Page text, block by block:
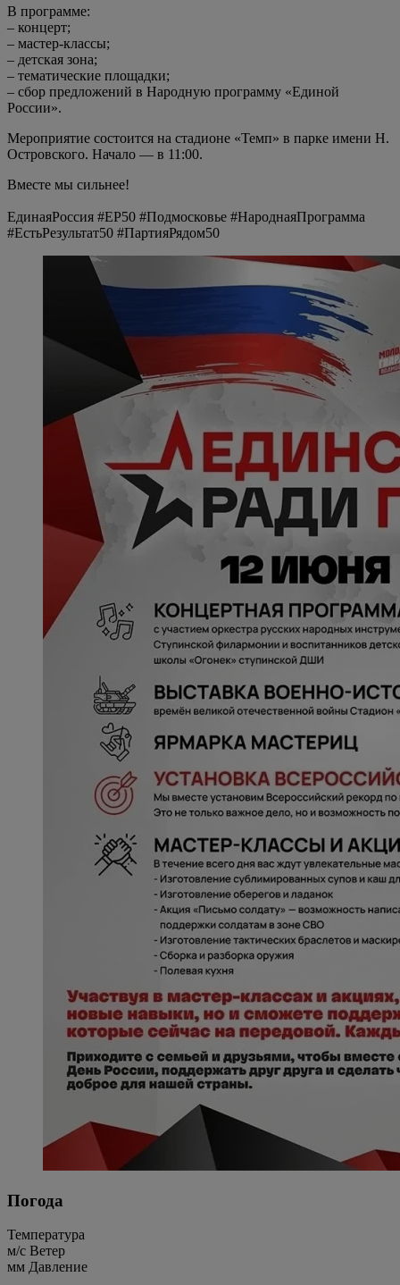
В программе:
– концерт;
– мастер-классы;
– детская зона;
– тематические площадки;
– сбор предложений в Народную программу «Единой
России».
Мероприятие состоится на стадионе «Темп» в парке имени Н.
Островского. Начало — в 11:00.
Вместе мы сильнее!
ЕдинаяРоссия #ЕР50 #Подмосковье #НароднаяПрограмма
#ЕстьРезультат50 #ПартияРядом50
Погода
Температура
м/c Ветер
мм Давление